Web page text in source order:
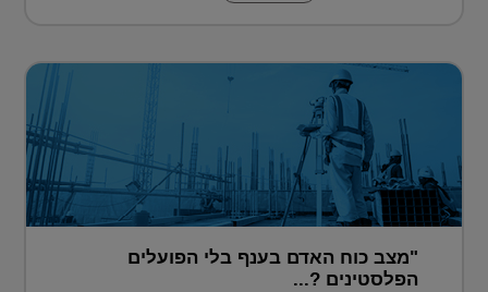
"מצב כוח האדם בענף בלי הפועלים
הפלסטינים ?...